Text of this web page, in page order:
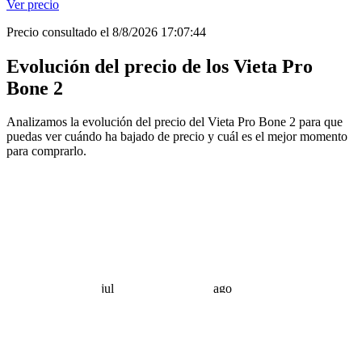
Ver precio
Precio consultado el 8/8/2026 17:07:44
Evolución del precio de los Vieta Pro
Bone 2
Analizamos la evolución del precio del Vieta Pro Bone 2 para que
puedas ver cuándo ha bajado de precio y cuál es el mejor momento
para comprarlo.
jul ago